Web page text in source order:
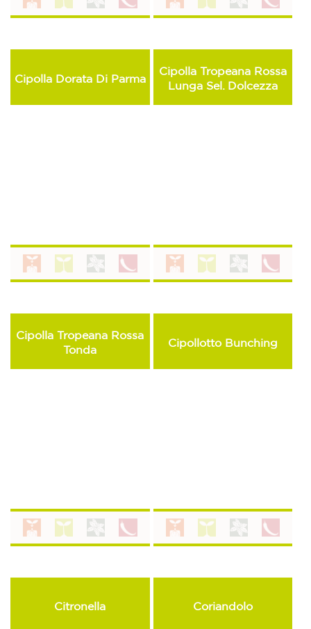
Cipolla Dorata Di Parma
Cipolla Tropeana Rossa
Lunga Sel. Dolcezza
Cipolla Tropeana Rossa
Tonda
Cipollotto Bunching
Citronella Coriandolo